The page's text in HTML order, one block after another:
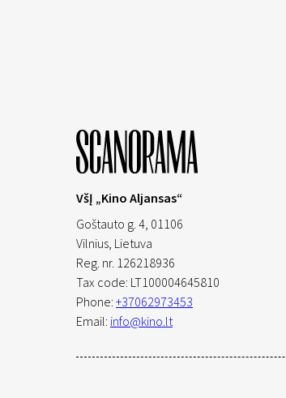
VšĮ „Kino Aljansas“
Goštauto g. 4, 01106
Vilnius, Lietuva
Reg. nr. 126218936
Tax code: LT100004645810
Phone: +37062973453
Email: info@kino.lt